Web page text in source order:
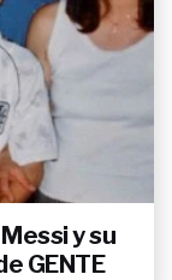
y su
GENTE